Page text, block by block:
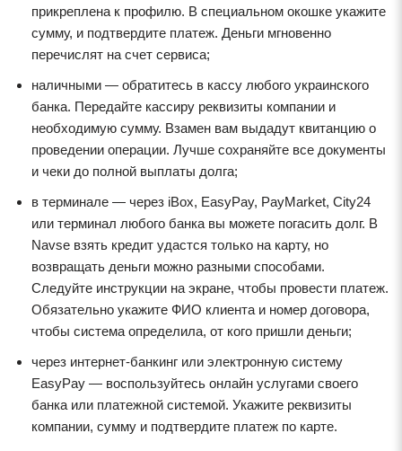
прикреплена к профилю. В специальном окошке укажите
сумму, и подтвердите платеж. Деньги мгновенно
перечислят на счет сервиса;
наличными — обратитесь в кассу любого украинского
банка. Передайте кассиру реквизиты компании и
необходимую сумму. Взамен вам выдадут квитанцию о
проведении операции. Лучше сохраняйте все документы
и чеки до полной выплаты долга;
в терминале — через iBox, EasyPay, PayMarket, City24
или терминал любого банка вы можете погасить долг. В
Navse взять кредит удастся только на карту, но
возвращать деньги можно разными способами.
Следуйте инструкции на экране, чтобы провести платеж.
Обязательно укажите ФИО клиента и номер договора,
чтобы система определила, от кого пришли деньги;
через интернет-банкинг или электронную систему
EasyPay — воспользуйтесь онлайн услугами своего
банка или платежной системой. Укажите реквизиты
компании, сумму и подтвердите платеж по карте.